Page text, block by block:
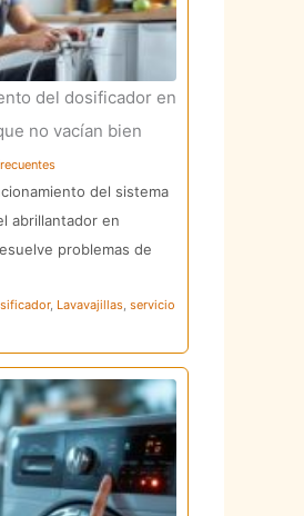
del dosificador en
no vacían bien
del sistema
abrillantador en
problemas de
, Lavavajillas, servicio